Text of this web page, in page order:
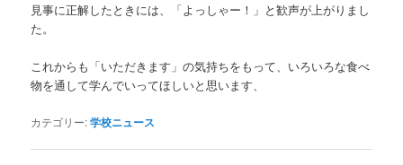
見事に正解したときには、「よっしゃー！」と歓声が上がりまし
た。
これからも「いただきます」の気持ちをもって、いろいろな食べ
物を通して学んでいってほしいと思います、
カテゴリー:学校ニュース